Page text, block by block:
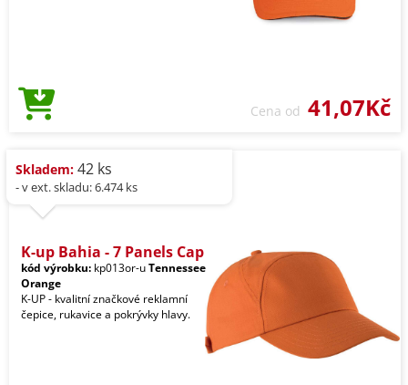
Cena od 41,07Kč
Skladem: 42 ks
- v ext. skladu: 6.474 ks
K-up Bahia - 7 Panels Cap
kód výrobku: kp013or-uTennessee
Orange
K-UP - kvalitní značkové reklamní
čepice, rukavice a pokrývky hlavy.